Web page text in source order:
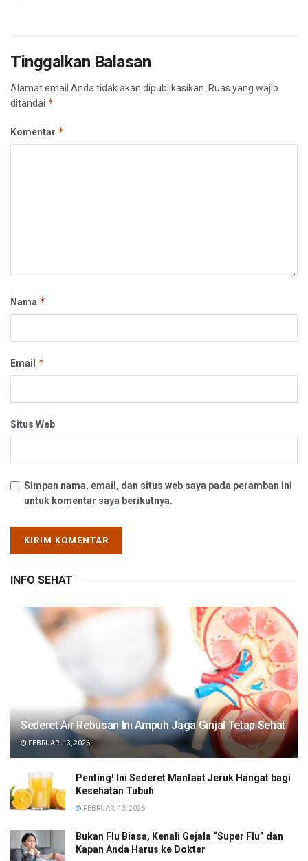
Tinggalkan Balasan
Alamat email Anda tidak akan dipublikasikan. Ruas yang wajib
ditandai *
Komentar *
Nama *
Email *
Situs Web
Simpan nama, email, dan situs web saya pada peramban ini
untuk komentar saya berikutnya.
INFO SEHAT
Sederet Air Rebusan Ini Ampuh Jaga Ginjal Tetap Sehat
FEBRUARI 13, 2026
Penting! Ini Sederet Manfaat Jeruk Hangat bagi
Kesehatan Tubuh
FEBRUARI 13, 2026
Bukan Flu Biasa, Kenali Gejala “Super Flu” dan
Kapan Anda Harus ke Dokter